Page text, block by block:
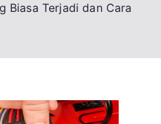
Biasa Terjadi dan Cara